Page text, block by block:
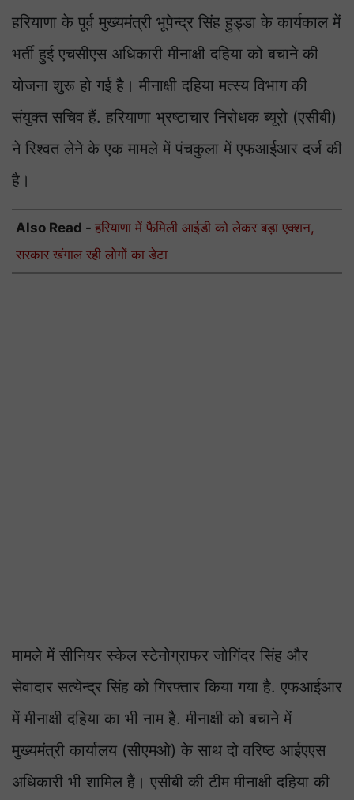
हरियाणा के पूर्व मुख्यमंत्री भूपेन्द्र सिंह हुड्डा के कार्यकाल में
भर्ती हुई एचसीएस अधिकारी मीनाक्षी दहिया को बचाने की
योजना शुरू हो गई है। मीनाक्षी दहिया मत्स्य विभाग की
संयुक्त सचिव हैं. हरियाणा भ्रष्टाचार निरोधक ब्यूरो (एसीबी)
ने रिश्वत लेने के एक मामले में पंचकुला में एफआईआर दर्ज की
है।
Also Read - हरियाणा में फैमिली आईडी को लेकर बड़ा एक्शन,
सरकार खंगाल रही लोगों का डेटा
मामले में सीनियर स्केल स्टेनोग्राफर जोगिंदर सिंह और
सेवादार सत्येन्द्र सिंह को गिरफ्तार किया गया है. एफआईआर
में मीनाक्षी दहिया का भी नाम है. मीनाक्षी को बचाने में
मुख्यमंत्री कार्यालय (सीएमओ) के साथ दो वरिष्ठ आईएएस
अधिकारी भी शामिल हैं। एसीबी की टीम मीनाक्षी दहिया की